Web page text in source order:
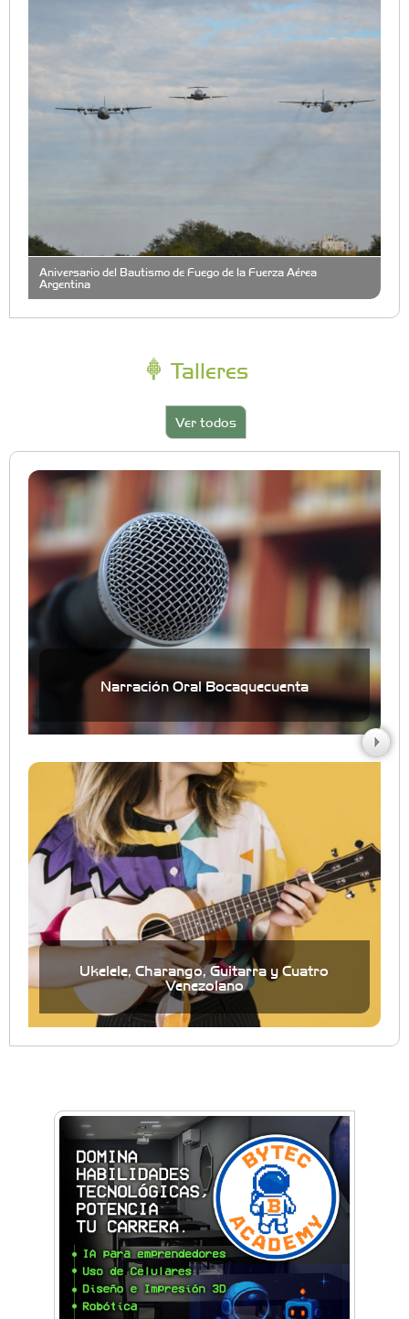
Aniversario del Bautismo de Fuego de la Fuerza Aérea
Argentina
Talleres
Ver todos
Narración Oral Bocaquecuenta
Ukelele, Charango, Guitarra y Cuatro
Venezolano